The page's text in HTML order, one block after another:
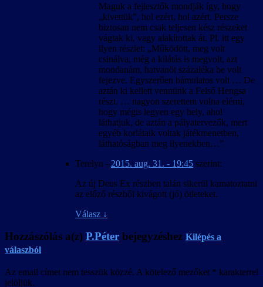
Maguk a fejlesztők mondják így, hogy
„kivettük”, hol ezért, hol azért. Persze
biztosan nem csak teljesen kész részeket
vágtak ki, vagy alakítottak át. Pl. itt egy
ilyen részlet: „Működött, meg volt
csinálva, még a kilátás is megvolt, azt
mondanám, hatvanöt százaléka be volt
fejezve. Egyszerűen bámulatos volt … De
aztán ki kellett vennünk a Felső Hengsa
részt. … nagyon szerettem volna elérni,
hogy mégis legyen egy hely, ahol
láthatjuk, de aztán a pályatervezők, mert
egyéb korlátaik voltak játékmenetben,
láthatóságban meg ilyenekben…”
Terelyn - 2015. aug. 31. - 19:45 szerint:
Az új Deus Ex részben talán sikerül kamatoztatni
az előző részből kivágott (jó) ötleteket.
Válasz ↓
Hozzászólás a(z) P.Péter bejegyzéshez Kilépés a
válaszból
Az email címet nem tesszük közzé. A kötelező mezőket * karakterrel
jelöljük.